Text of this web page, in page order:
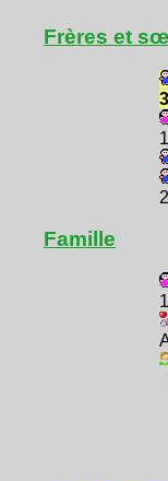
Frères et
Famille